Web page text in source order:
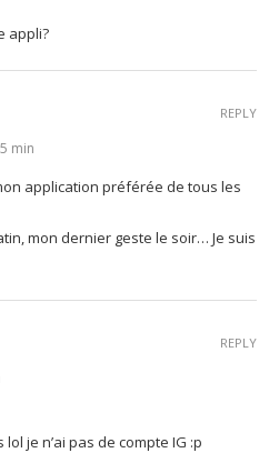
appli?
min
application préférée de tous les
mon dernier geste le soir… Je suis
REPLY
je n’ai pas de compte IG :p
REPLY